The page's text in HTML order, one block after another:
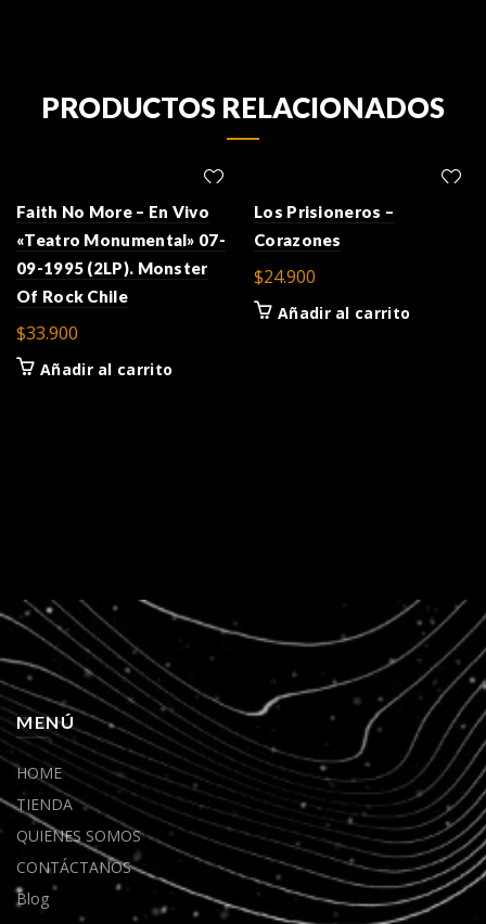
PRODUCTOS RELACIONADOS
Faith No More – En Vivo
«Teatro Monumental» 07-
09-1995 (2LP). Monster
Of Rock Chile
$33.900
Añadir al carrito
Los Prisioneros –
Corazones
$24.900
Añadir al carrito
MENÚ
HOME
TIENDA
QUIENES SOMOS
CONTÁCTANOS
Blog